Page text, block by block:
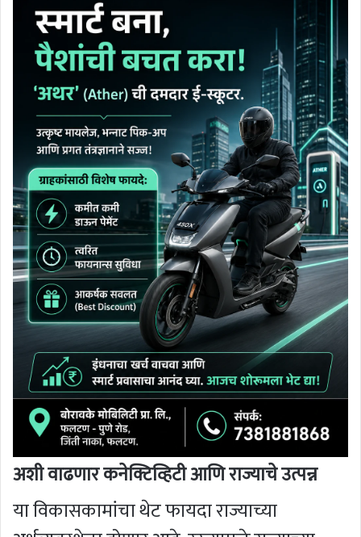
अशी वाढणार कनेक्टिव्हिटी आणि राज्याचे उत्पन्न
या विकासकामांचा थेट फायदा राज्याच्या